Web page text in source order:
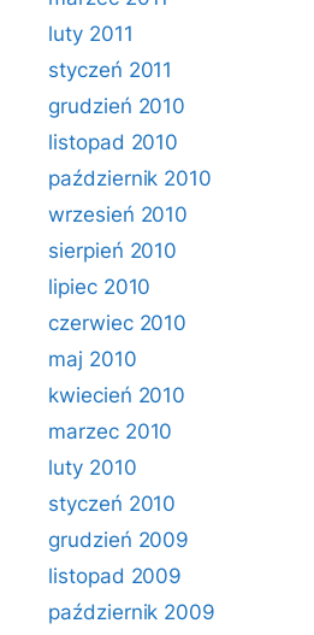
luty 2011
styczeń 2011
grudzień 2010
listopad 2010
październik 2010
wrzesień 2010
sierpień 2010
lipiec 2010
czerwiec 2010
maj 2010
kwiecień 2010
marzec 2010
luty 2010
styczeń 2010
grudzień 2009
listopad 2009
październik 2009